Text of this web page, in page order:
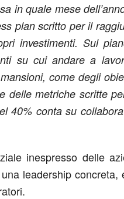
in quale mese
plan scritto per il
investimenti. Sul
su cui andare a
come degli
delle metriche scritte
40% conta su
inespresso delle
una leadership